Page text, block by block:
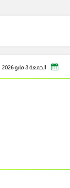
الجمعة 8 مايو 2026